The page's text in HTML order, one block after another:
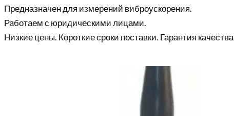
Предназначен для измерений виброускорения.
Работаем с юридическими лицами.
Низкие цены. Короткие сроки поставки. Гарантия качества